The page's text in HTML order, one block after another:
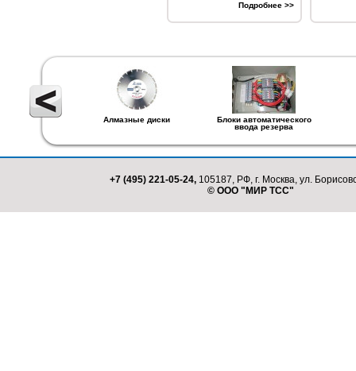
Подробнее >>
Алмазные диски
Блоки автоматического
ввода резерва
+7 (495) 221-05-24, 105187, РФ, г. Москва, ул.
© ООО "МИР ТСС"